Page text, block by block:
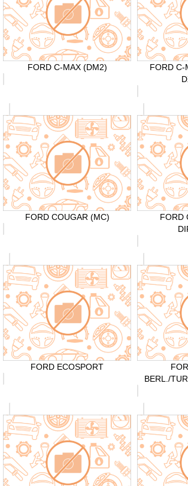
FORD C-MAX (DM2)
FORD C-
FORD COUGAR (MC)
FORD
FORD ECOSPORT
BERL./